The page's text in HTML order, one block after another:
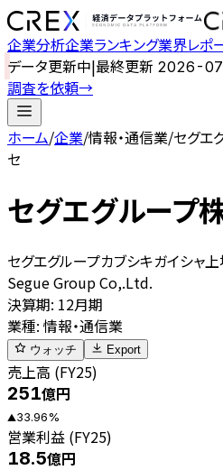
企業分析企業ランキング業界レポ
データ更新中|最終更新 2026-
調査を依頼→
ホーム/企業/情報・通信業/セグエ
セ
セグエグループ
セグエグループカブシキガイシャ
Segue Group Co,.Ltd.
決算期: 12月期
業種: 情報・通信業
ウォッチ Export
売上高 (FY25)
251億円
▲33.96%
営業利益 (FY25)
18.5億円